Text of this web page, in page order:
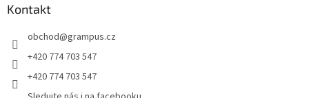
Kontakt
obchod@grampus.cz
+420 774 703 547
+420 774 703 547